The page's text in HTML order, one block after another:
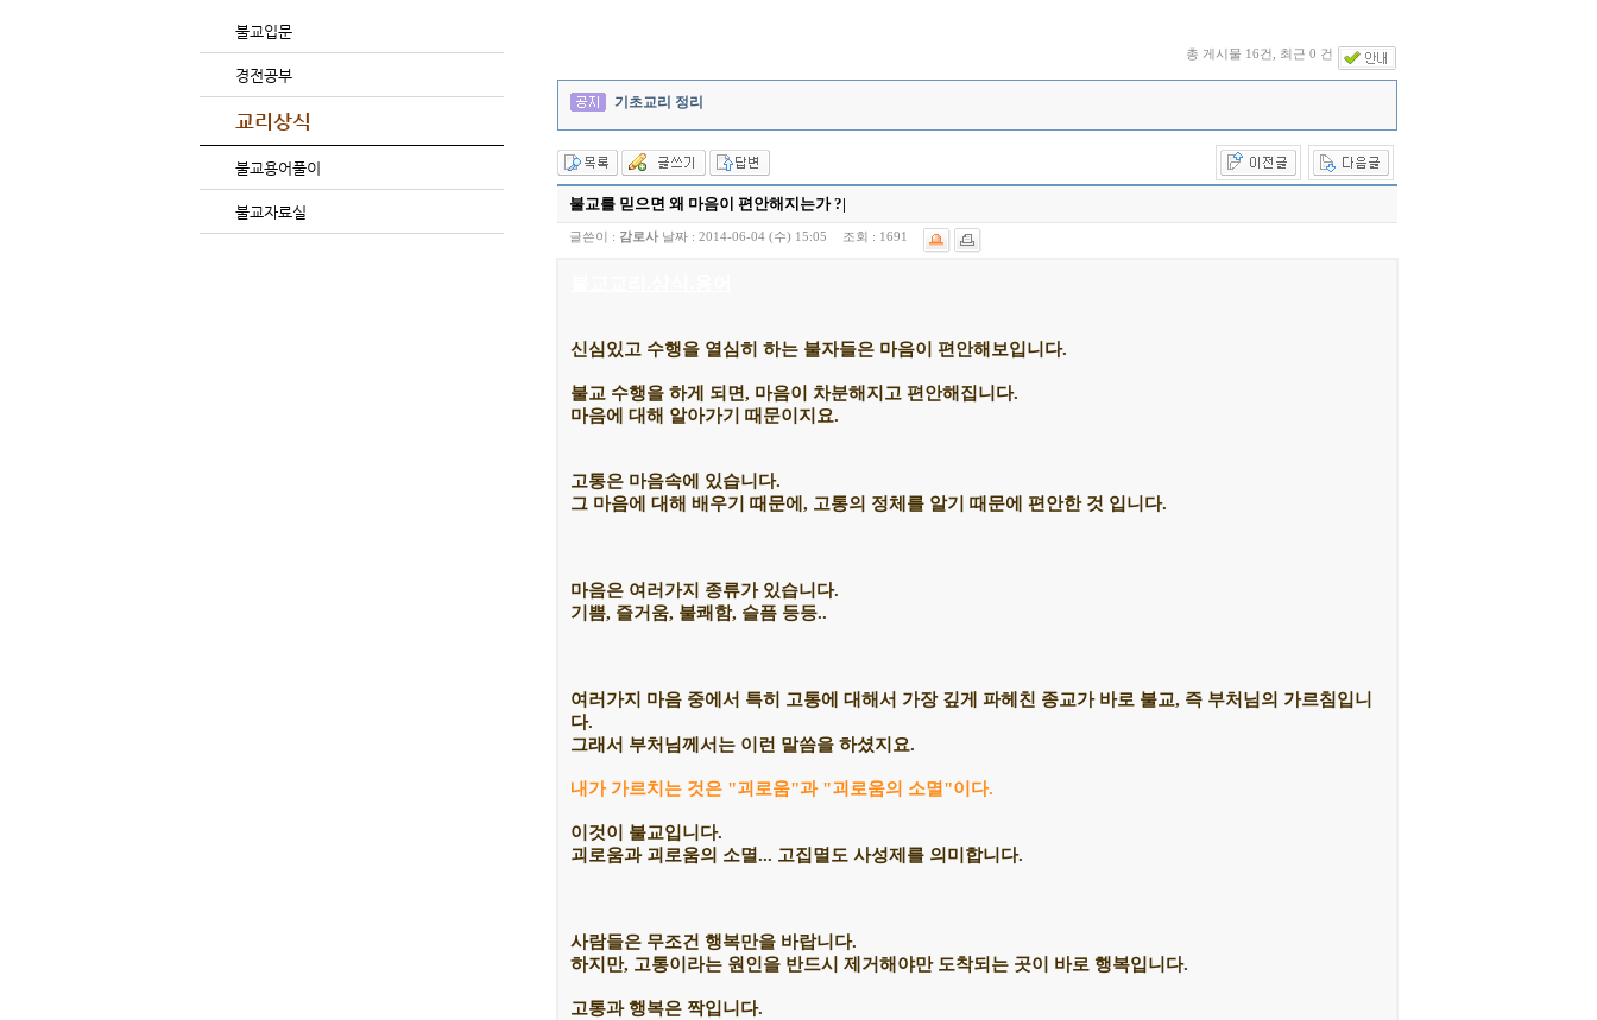
불교입문
경전공부
교리상식
불교용어풀이
불교자료실
총 게시물 16건, 최근 0 건
기초교리 정리
불교를 믿으면 왜 마음이 편안해지는가 ?|
글쓴이 : 감로사 날짜 : 2014-06-04 (수) 15:05 조회 : 1691
신심있고 수행을 열심히 하는 불자들은 마음이 편안해보입니다.
불교 수행을 하게 되면, 마음이 차분해지고 편안해집니다.
마음에 대해 알아가기 때문이지요.
고통은 마음속에 있습니다.
그 마음에 대해 배우기 때문에, 고통의 정체를 알기 때문에 편안한 것 입니다.
마음은 여러가지 종류가 있습니다.
기쁨, 즐거움, 불쾌함, 슬픔 등등..
여러가지 마음 중에서 특히 고통에 대해서 가장 깊게 파헤친 종교가 바로 불교, 즉 부처님의 가르침입니
다.
그래서 부처님께서는 이런 말씀을 하셨지요.
내가 가르치는 것은 "괴로움"과 "괴로움의 소멸"이다.
이것이 불교입니다.
괴로움과 괴로움의 소멸... 고집멸도 사성제를 의미합니다.
사람들은 무조건 행복만을 바랍니다.
하지만, 고통이라는 원인을 반드시 제거해야만 도착되는 곳이 바로 행복입니다.
고통과 행복은 짝입니다.